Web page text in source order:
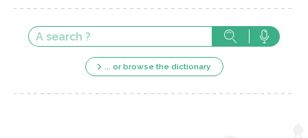
... or browse the dictionary